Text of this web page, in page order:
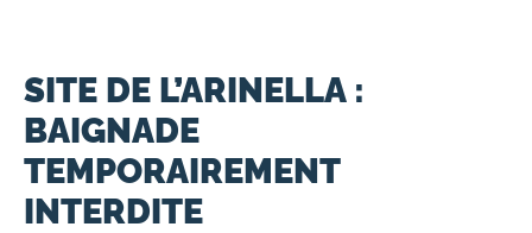
SITE DE L’ARINELLA :
BAIGNADE
TEMPORAIREMENT
INTERDITE